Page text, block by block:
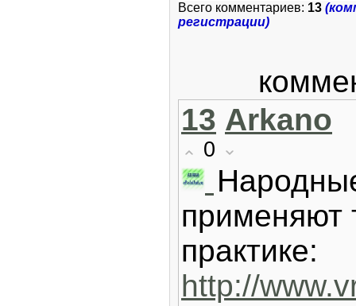
Всего комментариев: 13
регистрации)
13 Arkano
0
применяют
практике:
http://